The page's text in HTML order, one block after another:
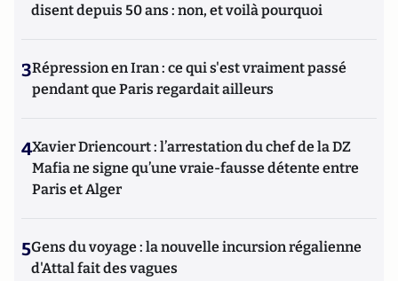
disent depuis 50 ans : non, et voilà pourquoi
3Répression en Iran : ce qui s'est vraiment passé
pendant que Paris regardait ailleurs
4Xavier Driencourt : l’arrestation du chef de la DZ
Mafia ne signe qu’une vraie-fausse détente entre
Paris et Alger
5Gens du voyage : la nouvelle incursion régalienne
d'Attal fait des vagues